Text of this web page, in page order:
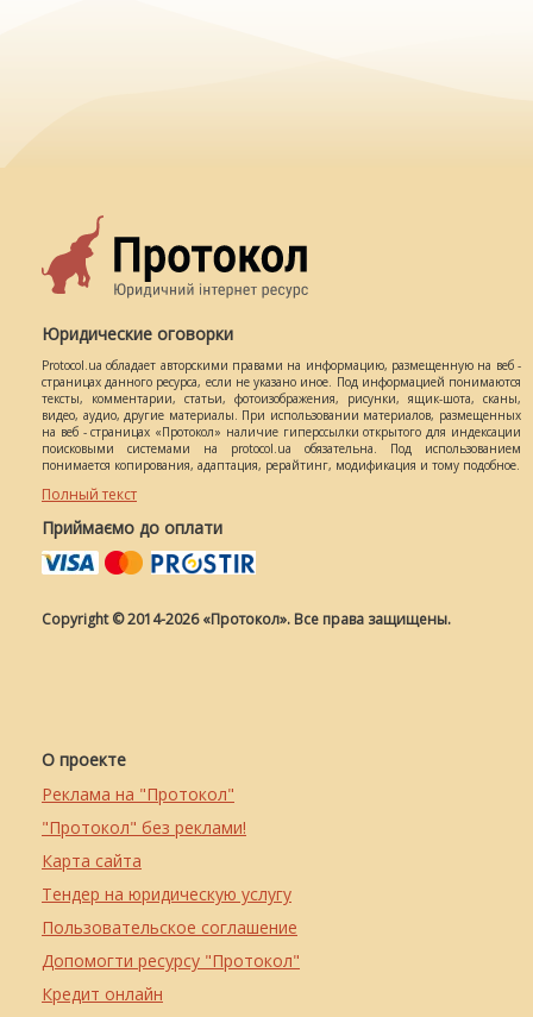
Юридические оговорки
Protocol.ua обладает авторскими правами на информацию, размещенную на веб -
страницах данного ресурса, если не указано иное. Под информацией понимаются
тексты, комментарии, статьи, фотоизображения, рисунки, ящик-шота, сканы,
видео, аудио, другие материалы. При использовании материалов, размещенных
на веб - страницах «Протокол» наличие гиперссылки открытого для индексации
поисковыми системами на protocol.ua обязательна. Под использованием
понимается копирования, адаптация, рерайтинг, модификация и тому подобное.
Полный текст
Приймаємо до оплати
Copyright © 2014-2026 «Протокол». Все права защищены.
О проекте
Реклама на "Протокол"
"Протокол" без реклами!
Карта сайта
Тендер на юридическую услугу
Пользовательское соглашение
Допомогти ресурсу "Протокол"
Кредит онлайн